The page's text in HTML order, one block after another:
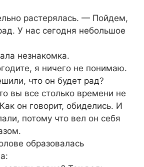
растерялась. — Пойдем,
У нас сегодня небольшое
незнакомка.
я ничего не понимаю.
что он будет рад?
вы все столько времени не
он говорит, обиделись. И
потому что вел он себя
образовалась